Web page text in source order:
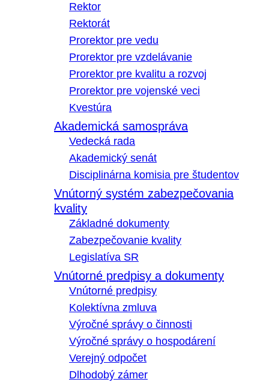
Rektor
Rektorát
Prorektor pre vedu
Prorektor pre vzdelávanie
Prorektor pre kvalitu a rozvoj
Prorektor pre vojenské veci
Kvestúra
Akademická samospráva
Vedecká rada
Akademický senát
Disciplinárna komisia pre študentov
Vnútorný systém zabezpečovania
kvality
Základné dokumenty
Zabezpečovanie kvality
Legislatíva SR
Vnútorné predpisy a dokumenty
Vnútorné predpisy
Kolektívna zmluva
Výročné správy o činnosti
Výročné správy o hospodárení
Verejný odpočet
Dlhodobý zámer